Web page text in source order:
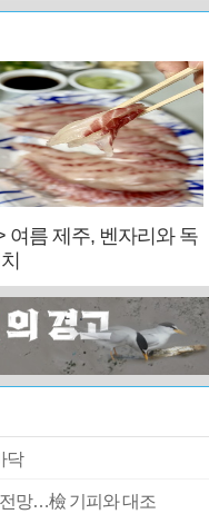
여름 제주, 벤자리와 독
닥
전망…檢 기피와 대조